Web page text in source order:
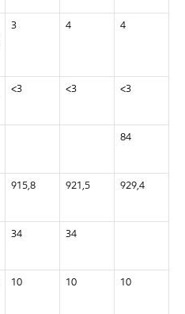
3 4 4
<3 <3 <3
84
915,8 921,5 929,4
34 34
10 10 10